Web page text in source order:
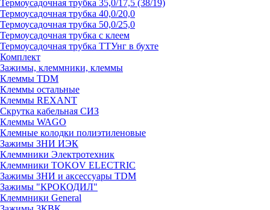
Термоусадочная трубка 35,0/17,5 (38/19)
Термоусадочная трубка 40,0/20,0
Термоусадочная трубка 50,0/25,0
Термоусадочная трубка с клеем
Термоусадочная трубка ТТУнг в бухте
Комплект
Зажимы, клеммники, клеммы
Клеммы TDM
Клеммы остальные
Клеммы REXANT
Скрутка кабельная СИЗ
Клеммы WAGO
Клемные колодки полиэтиленовые
Зажимы ЗНИ ИЭК
Клеммники Электротехник
Клеммники TOKOV ELECTRIC
Зажимы ЗНИ и аксессуары TDM
Зажимы "КРОКОДИЛ"
Клеммники General